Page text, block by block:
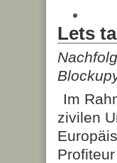
Lets
Im
zivilen